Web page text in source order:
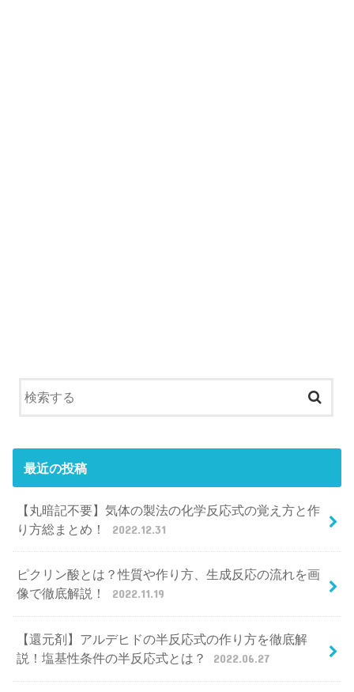
最近の投稿
【丸暗記不要】気体の製法の化学反応式の覚え方と作
り方総まとめ！
2022.12.31
ピクリン酸とは？性質や作り方、生成反応の流れを画
像で徹底解説！
2022.11.19
【還元剤】アルデヒドの半反応式の作り方を徹底解
説！塩基性条件の半反応式とは？
2022.06.27